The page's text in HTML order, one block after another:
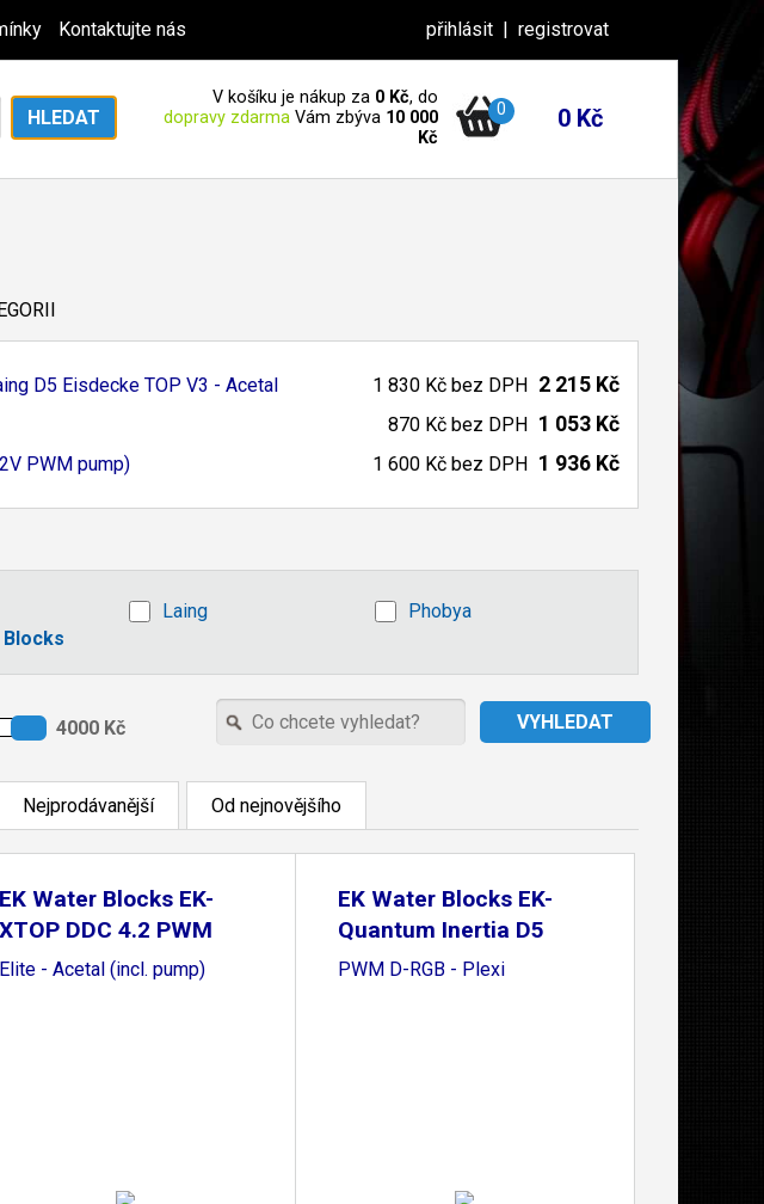
Kontaktujte nás přihlásit | registrovat
V košíku je nákup za 0 Kč, do
dopravy zdarma Vám zbýva 10 000
Kč
0 0 Kč
D5 Eisdecke TOP V3 - Acetal 1 830 Kč bez DPH 2 215 Kč
870 Kč bez DPH 1 053 Kč
PWM pump) 1 600 Kč bez DPH 1 936 Kč
Laing
Phobya
Blocks
Nejprodávanější Od nejnovějšího
EK Water Blocks EK-
XTOP DDC 4.2 PWM
Elite - Acetal (incl. pump)
EK Water Blocks EK-
Quantum Inertia D5
PWM D-RGB - Plexi